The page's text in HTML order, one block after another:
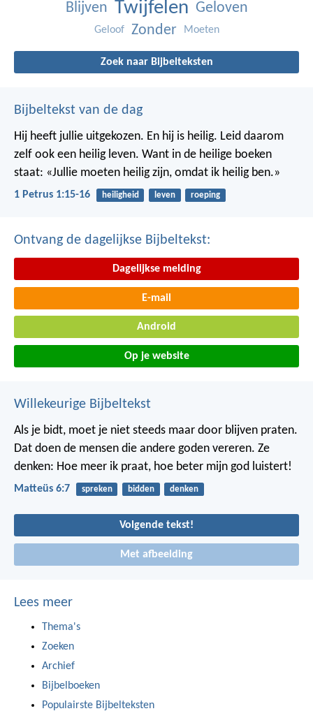
Blijven Twijfelen Geloven
Geloof Zonder Moeten
Zoek naar Bijbelteksten
Bijbeltekst van de dag
Hij heeft jullie uitgekozen. En hij is heilig. Leid daarom
zelf ook een heilig leven. Want in de heilige boeken
staat: «Jullie moeten heilig zijn, omdat ik heilig ben.»
1 Petrus 1:15-16 heiligheid leven roeping
Ontvang de dagelijkse Bijbeltekst:
Dagelijkse melding
E-mail
Android
Op je website
Willekeurige Bijbeltekst
Als je bidt, moet je niet steeds maar door blijven praten.
Dat doen de mensen die andere goden vereren. Ze
denken: Hoe meer ik praat, hoe beter mijn god luistert!
Matteüs 6:7 spreken bidden denken
Volgende tekst!
Met afbeelding
Lees meer
Thema's
Zoeken
Archief
Bijbelboeken
Populairste Bijbelteksten